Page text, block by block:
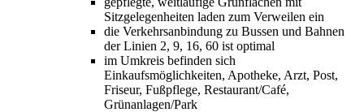
Sitzgelegenheiten laden zum Verweilen ein
die Verkehrsanbindung zu Bussen und Bahnen
der Linien 2, 9, 16, 60 ist optimal
im Umkreis befinden sich
Einkaufsmöglichkeiten, Apotheke, Arzt, Post,
Friseur, Fußpflege, Restaurant/Café,
Grünanlagen/Park